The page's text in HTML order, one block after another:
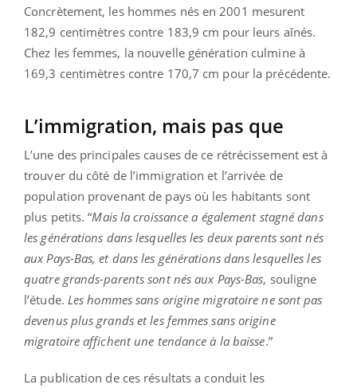
Concrètement, les hommes nés en 2001 mesurent
182,9 centimètres contre 183,9 cm pour leurs aînés.
Chez les femmes, la nouvelle génération culmine à
169,3 centimètres contre 170,7 cm pour la précédente.
L’immigration, mais pas que
L’une des principales causes de ce rétrécissement est à
trouver du côté de l’immigration et l’arrivée de
population provenant de pays où les habitants sont
plus petits. “Mais la croissance a également stagné dans
les générations dans lesquelles les deux parents sont nés
aux Pays-Bas, et dans les générations dans lesquelles les
quatre grands-parents sont nés aux Pays-Bas, souligne
l’étude. Les hommes sans origine migratoire ne sont pas
devenus plus grands et les femmes sans origine
migratoire affichent une tendance à la baisse.”
La publication de ces résultats a conduit les